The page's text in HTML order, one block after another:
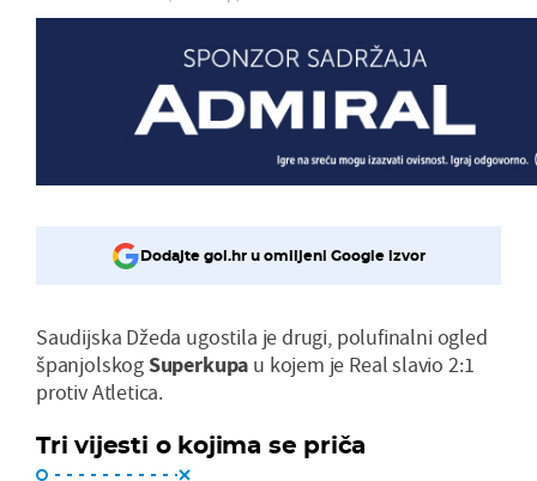
Dodajte gol.hr u omiljeni Google izvor
Saudijska Džeda ugostila je drugi, polufinalni ogled
španjolskog Superkupa u kojem je Real slavio 2:1
protiv Atletica.
Tri vijesti o kojima se priča